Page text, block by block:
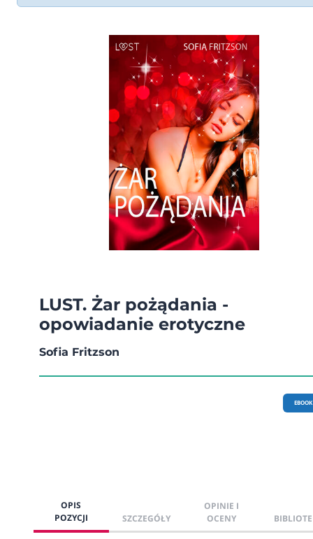
LUST. Żar pożądania -
opowiadanie erotyczne
Sofia Fritzson
EBOOK
OPIS
POZYCJI
SZCZEGÓŁY
OPINIE I
OCENY